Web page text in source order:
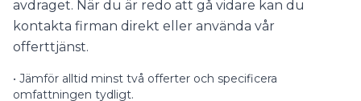
avdraget. När du är redo att gå vidare kan du
kontakta firman direkt eller använda vår
offerttjänst.
• Jämför alltid minst två offerter och specificera
omfattningen tydligt.